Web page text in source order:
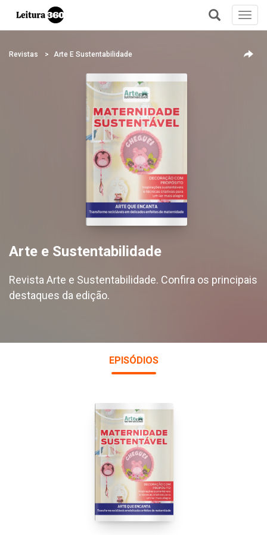
+
Revistas Arte E Sustentabilidade
Arte e Sustentabilidade
Revista Arte e Sustentabilidade. Confira os principais
destaques da edição.
EPISÓDIOS